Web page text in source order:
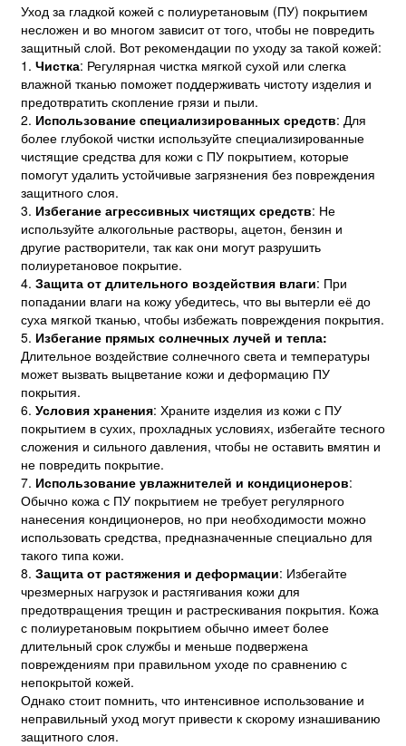
Уход за гладкой кожей с полиуретановым (ПУ) покрытием
несложен и во многом зависит от того, чтобы не повредить
защитный слой. Вот рекомендации по уходу за такой кожей:
1. Чистка: Регулярная чистка мягкой сухой или слегка
влажной тканью поможет поддерживать чистоту изделия и
предотвратить скопление грязи и пыли.
2. Использование специализированных средств: Для
более глубокой чистки используйте специализированные
чистящие средства для кожи с ПУ покрытием, которые
помогут удалить устойчивые загрязнения без повреждения
защитного слоя.
3. Избегание агрессивных чистящих средств: Не
используйте алкогольные растворы, ацетон, бензин и
другие растворители, так как они могут разрушить
полиуретановое покрытие.
4. Защита от длительного воздействия влаги: При
попадании влаги на кожу убедитесь, что вы вытерли её до
суха мягкой тканью, чтобы избежать повреждения покрытия.
5. Избегание прямых солнечных лучей и тепла:
Длительное воздействие солнечного света и температуры
может вызвать выцветание кожи и деформацию ПУ
покрытия.
6. Условия хранения: Храните изделия из кожи с ПУ
покрытием в сухих, прохладных условиях, избегайте тесного
сложения и сильного давления, чтобы не оставить вмятин и
не повредить покрытие.
7. Использование увлажнителей и кондиционеров:
Обычно кожа с ПУ покрытием не требует регулярного
нанесения кондиционеров, но при необходимости можно
использовать средства, предназначенные специально для
такого типа кожи.
8. Защита от растяжения и деформации: Избегайте
чрезмерных нагрузок и растягивания кожи для
предотвращения трещин и растрескивания покрытия. Кожа
с полиуретановым покрытием обычно имеет более
длительный срок службы и меньше подвержена
повреждениям при правильном уходе по сравнению с
непокрытой кожей.
Однако стоит помнить, что интенсивное использование и
неправильный уход могут привести к скорому изнашиванию
защитного слоя.